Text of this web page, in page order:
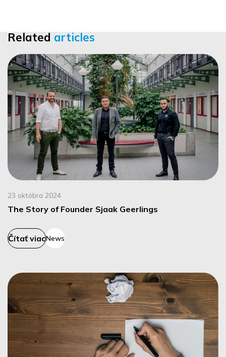
Related articles
23 októbra 2024
The Story of Founder Sjaak Geerlings
Čítať viacNews